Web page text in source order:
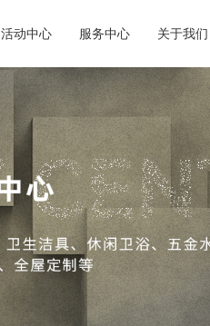
活动中心
外贸视野
服务中心
餐饮休闲
交通指南
关于我们
联系我们